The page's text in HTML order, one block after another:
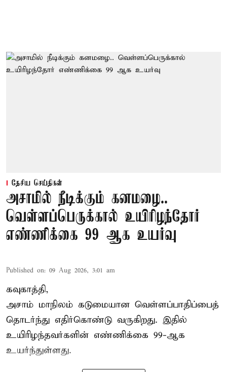
தேசிய செய்திகள்
அசாமில் நீடிக்கும் கனமழை..
வெள்ளப்பெருக்கால் உயிரிழந்தோர்
எண்ணிக்கை 99 ஆக உயர்வு
Published on: 09 Aug 2026, 3:01 am
கவுகாத்தி,
அசாம் மாநிலம் கடுமையான வெள்ளப்பாதிப்பைத்
தொடர்ந்து எதிர்கொண்டு வருகிறது. இதில்
உயிரிழந்தவர்களின் எண்ணிக்கை 99-ஆக
உயர்ந்துள்ளது.